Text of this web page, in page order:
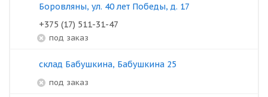
Боровляны, ул. 40 лет Победы, д. 17
+375 (17) 511-31-47
под заказ
склад Бабушкина, Бабушкина 25
под заказ